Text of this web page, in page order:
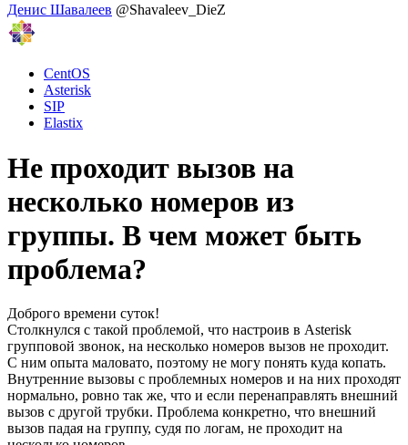
Денис Шавалеев @Shavaleev_DieZ
CentOS
Asterisk
SIP
Elastix
Не проходит вызов на
несколько номеров из
группы. В чем может быть
проблема?
Доброго времени суток!
Столкнулся с такой проблемой, что настроив в Asterisk
групповой звонок, на несколько номеров вызов не проходит.
С ним опыта маловато, поэтому не могу понять куда копать.
Внутренние вызовы с проблемных номеров и на них проходят
нормально, ровно так же, что и если перенаправлять внешний
вызов с другой трубки. Проблема конкретно, что внешний
вызов падая на группу, судя по логам, не проходит на